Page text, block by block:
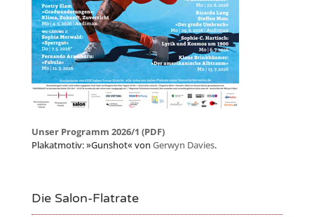
Unser Programm 2026/1 (PDF)
Plakatmotiv: »Gunshot« von Gerwyn Davies.
Die Salon-Flatrate